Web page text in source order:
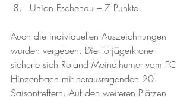
Union Eschenau – 7 Punkte
Auch die individuellen Auszeichnungen
wurden vergeben. Die Torjägerkrone
sicherte sich Roland Meindlhumer vom FC
Hinzenbach mit herausragenden 20
Saisontreffern. Auf den weiteren Plätzen